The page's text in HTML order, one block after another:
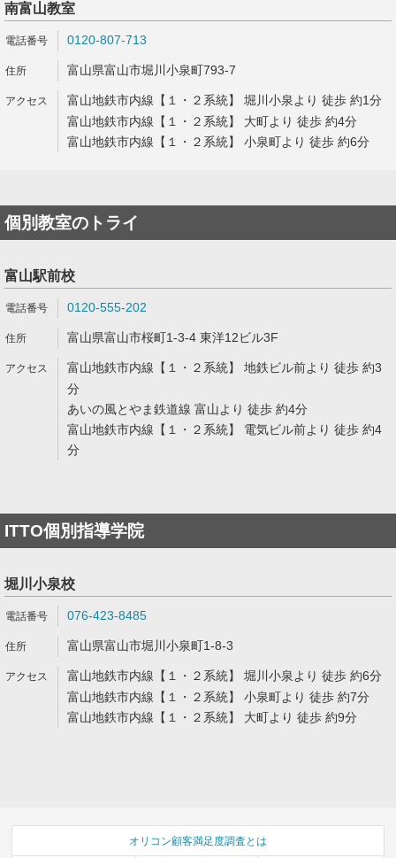
南富山教室
0120-807-713
富山県富山市堀川小泉町793-7
富山地鉄市内線【１・２系統】 堀川小泉より 徒歩 約1分
富山地鉄市内線【１・２系統】 大町より 徒歩 約4分
富山地鉄市内線【１・２系統】 小泉町より 徒歩 約6分
個別教室のトライ
富山駅前校
0120-555-202
富山県富山市桜町1-3-4 東洋12ビル3F
富山地鉄市内線【１・２系統】 地鉄ビル前より 徒歩 約3
分
あいの風とやま鉄道線 富山より 徒歩 約4分
富山地鉄市内線【１・２系統】 電気ビル前より 徒歩 約4
分
ITTO個別指導学院
堀川小泉校
076-423-8485
富山県富山市堀川小泉町1-8-3
富山地鉄市内線【１・２系統】 堀川小泉より 徒歩 約6分
富山地鉄市内線【１・２系統】 小泉町より 徒歩 約7分
富山地鉄市内線【１・２系統】 大町より 徒歩 約9分
オリコン顧客満足度調査とは